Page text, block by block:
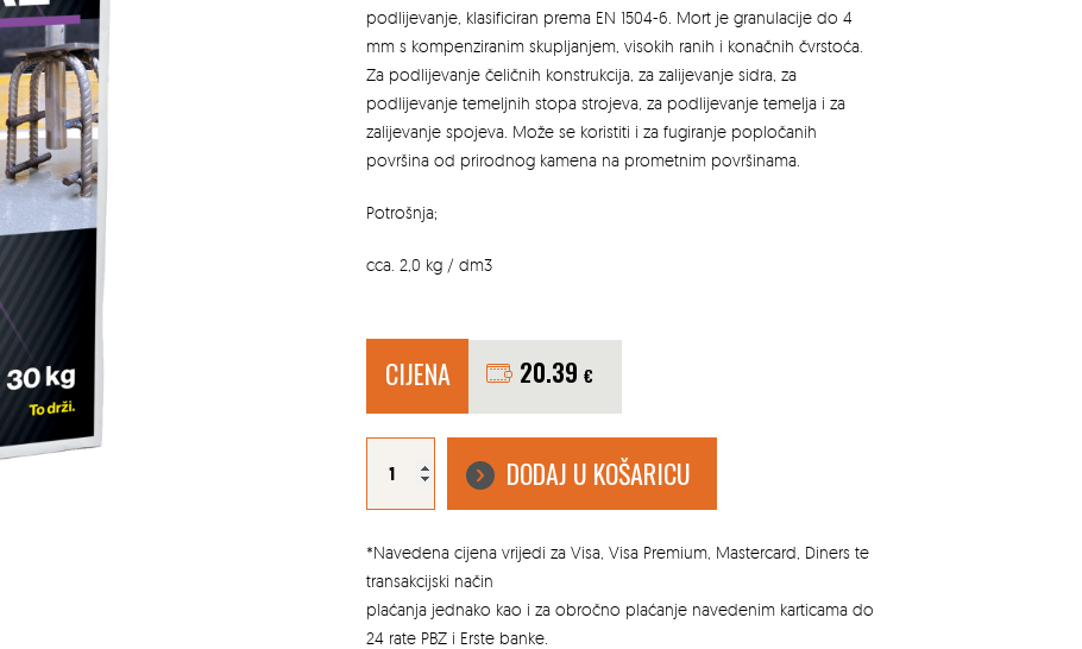
podlijevanje, klasificiran prema EN 1504-6. Mort je granulacije do 4
mm s kompenziranim skupljanjem, visokih ranih i konačnih čvrstoća.
Za podlijevanje čeličnih konstrukcija, za zalijevanje sidra, za
podlijevanje temeljnih stopa strojeva, za podlijevanje temelja i za
zalijevanje spojeva. Može se koristiti i za fugiranje popločanih
površina od prirodnog kamena na prometnim površinama.
Potrošnja;
cca. 2,0 kg / dm3
CIJENA 20.39 €
ISOTAL
PODLIJEVANJE
POVRŠINA
količina
DODAJ U KOŠARICU
*Navedena cijena vrijedi za Visa, Visa Premium, Mastercard, Diners te
transakcijski način
plaćanja jednako kao i za obročno plaćanje navedenim karticama do
24 rate PBZ i Erste banke.